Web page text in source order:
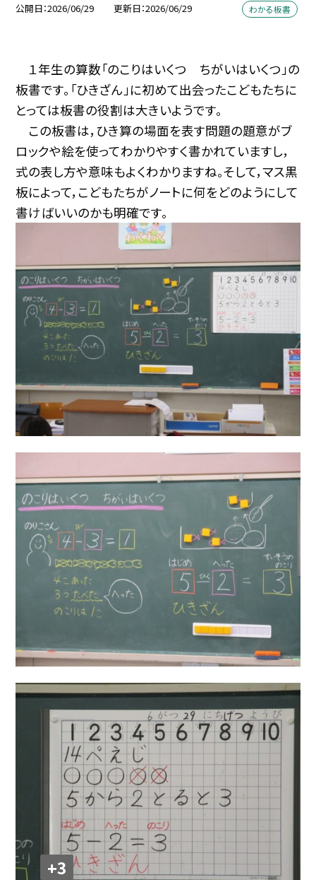
公開日 2026/06/29 更新日 2026/06/29 わかる板書
１年生の算数「のこりはいくつ ちがいはいくつ」の
板書です。「ひきざん」に初めて出会ったこどもたちに
とっては板書の役割は大きいようです。
この板書は，ひき算の場面を表す問題の題意がブ
ロックや絵を使ってわかりやすく書かれていますし，
式の表し方や意味もよくわかりますね。そして，マス黒
板によって，こどもたちがノートに何をどのようにして
書けばいいのかも明確です。
+3